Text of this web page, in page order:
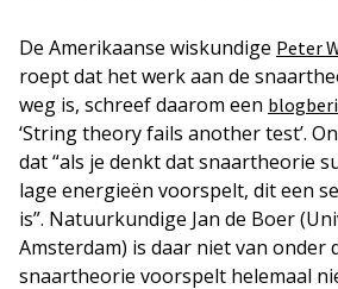
De Amerikaanse wiskundige Peter
roept dat het werk aan de
weg is, schreef daarom een
‘String theory fails another test’.
dat “als je denkt dat snaartheorie
lage energieën voorspelt, dit een
is”. Natuurkundige Jan de Boer
Amsterdam) is daar niet van onder
snaartheorie voorspelt helemaal